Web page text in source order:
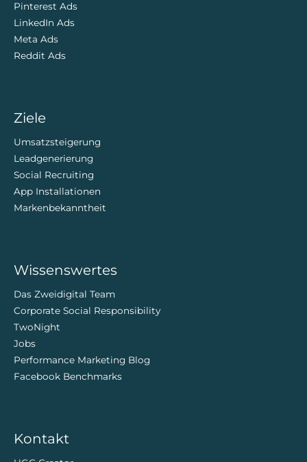
Pinterest Ads
LinkedIn Ads
Meta Ads
Reddit Ads
Ziele
Umsatzsteigerung
Leadgenerierung
Social Recruiting
App Installationen
Markenbekanntheit
Wissenswertes
Das Zweidigital Team
Corporate Social Responsibility
TwoNight
Jobs
Performance Marketing Blog
Facebook Benchmarks
Kontakt